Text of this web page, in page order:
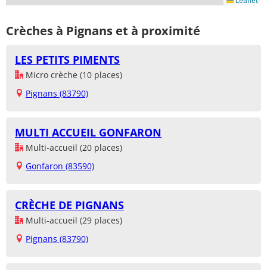
Crèches à Pignans et à proximité
LES PETITS PIMENTS
Micro crèche (10 places)
Pignans (83790)
MULTI ACCUEIL GONFARON
Multi-accueil (20 places)
Gonfaron (83590)
CRÈCHE DE PIGNANS
Multi-accueil (29 places)
Pignans (83790)